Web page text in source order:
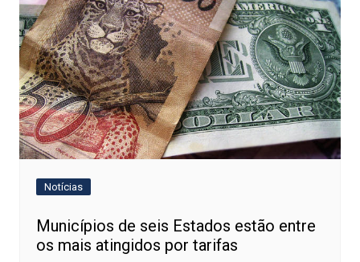
Notícias
Municípios de seis Estados estão entre
os mais atingidos por tarifas